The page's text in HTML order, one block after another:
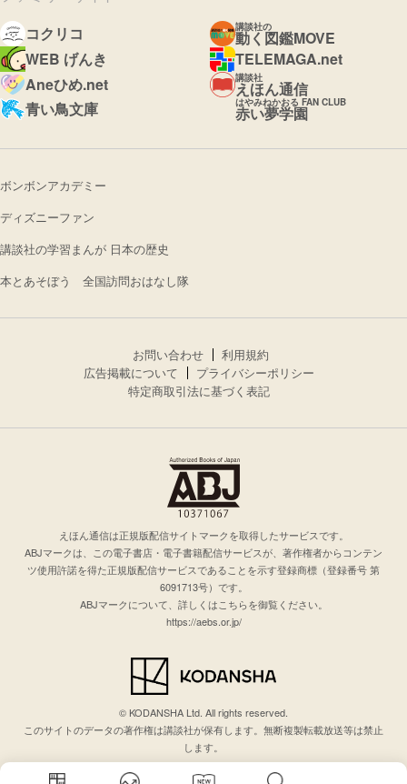
コクリコ
講談社の
動く図鑑MOVE
WEB げんき
TELEMAGA.net
Aneひめ.net
講談社
えほん通信
青い鳥文庫
はやみねかおる FAN CLUB
赤い夢学園
ボンボンアカデミー
ディズニーファン
講談社の学習まんが 日本の歴史
本とあそぼう 全国訪問おはなし隊
お問い合わせ
利用規約
広告掲載について
プライバシーポリシー
特定商取引法に基づく表記
えほん通信は正規版配信サイトマークを取得したサービスです。
ABJマークは、この電子書店・電子書籍配信サービスが、著作権者からコンテン
ツ使用許諾を得た正規版配信サービスであることを示す登録商標（登録番号 第
6091713号）です。
ABJマークについて、詳しくはこちらを御覧ください。
https://aebs.or.jp/
© KODANSHA Ltd. All rights reserved.
このサイトのデータの著作権は講談社が保有します。無断複製転載放送等は禁止
します。